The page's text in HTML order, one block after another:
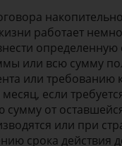
работает
определенную
или всю сумму
или требованию
если
сумму от
или при
срока действия